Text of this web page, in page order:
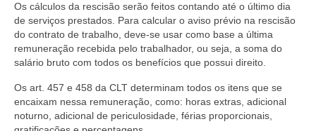
Os cálculos da rescisão serão feitos contando até o último dia
de serviços prestados. Para calcular o aviso prévio na rescisão
do contrato de trabalho, deve-se usar como base a última
remuneração recebida pelo trabalhador, ou seja, a soma do
salário bruto com todos os benefícios que possui direito.
Os art. 457 e 458 da CLT determinam todos os itens que se
encaixam nessa remuneração, como: horas extras, adicional
noturno, adicional de periculosidade, férias proporcionais,